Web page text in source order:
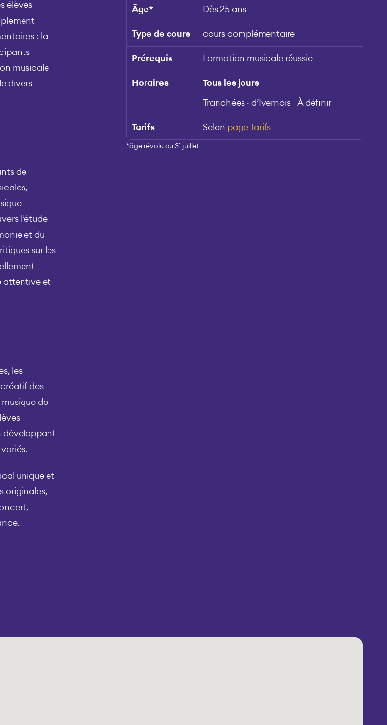
Âge* Dès 25 ans
Type de cours cours complémentaire
Prérequis Formation musicale réussie
Horaires Tous les jours
Tranchées · d’Ivernois - À définir
Tarifs Selon page Tarifs
*âge révolu au 31 juillet
élèves
: la
musicale
divers
de
l’étude
et du
sur les
attentive et
les
des
de
développant
unique et
originales,